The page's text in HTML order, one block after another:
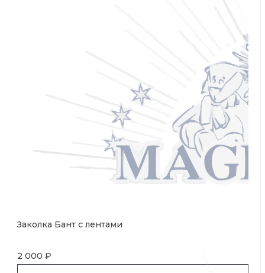
Заколка Бант с лентами
2 000 ₽